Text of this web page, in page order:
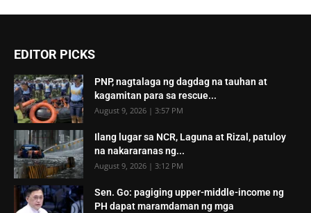
EDITOR PICKS
PNP, nagtalaga ng dagdag na tauhan at
kagamitan para sa rescue...
August 9, 2026 | 3:57 PM
Ilang lugar sa NCR, Laguna at Rizal, patuloy
na nakararanas ng...
August 9, 2026 | 3:12 PM
Sen. Go: pagiging upper-middle-income ng
PH dapat maramdaman ng mga